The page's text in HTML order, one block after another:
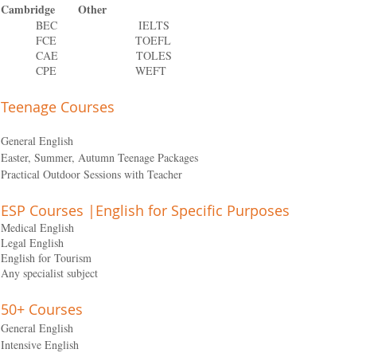
Cambridge Other
BEC IELTS
FCE TOEFL
CAE TOLES
CPE WEFT
Teenage Courses
General English
Easter, Summer, Autumn Teenage Packages
Practical Outdoor Sessions with Teacher
ESP Courses |English for Specific Purposes
Medical English
Legal English
English for Tourism
Any specialist subject
50+ Courses
General English
Intensive English